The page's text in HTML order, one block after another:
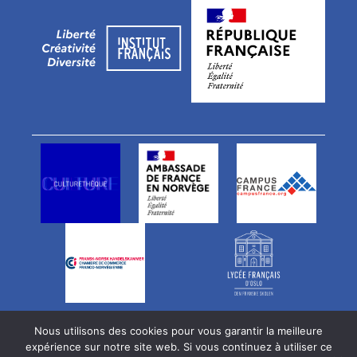
Ledige stillinger
Newsletter
Nous utilisons des cookies pour vous garantir la meilleure
expérience sur notre site web. Si vous continuez à utiliser ce